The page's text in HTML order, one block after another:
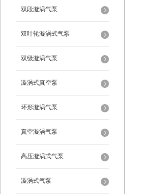
双段漩涡气泵
双叶轮漩涡式气泵
双级漩涡气泵
漩涡式真空泵
环形漩涡气泵
真空漩涡气泵
高压漩涡式气泵
漩涡式气泵